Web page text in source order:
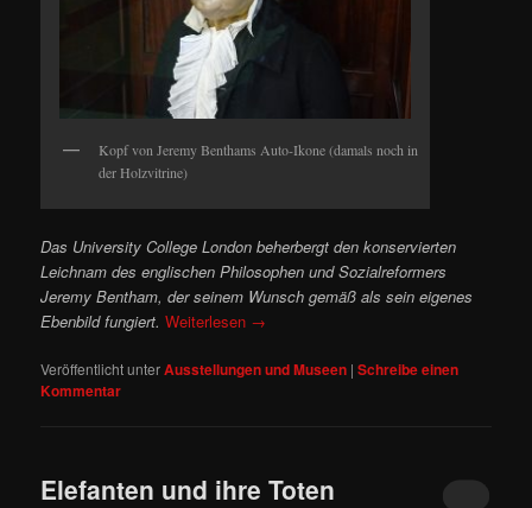
Kopf von Jeremy Benthams Auto-Ikone (damals noch in
der Holzvitrine)
Das University College London beherbergt den konservierten
Leichnam des englischen Philosophen und Sozialreformers
Jeremy Bentham, der seinem Wunsch gemäß als sein eigenes
Ebenbild fungiert. Weiterlesen →
Veröffentlicht unterAusstellungen und Museen |Schreibe einen
Kommentar
Elefanten und ihre Toten